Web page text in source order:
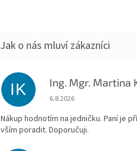
IK Ing. Mgr. Martina
Hodnocení obchodu je 5
6.8.2026
Nákup hodnotím na jedničku. Paní je
vším poradit. Doporučuji.